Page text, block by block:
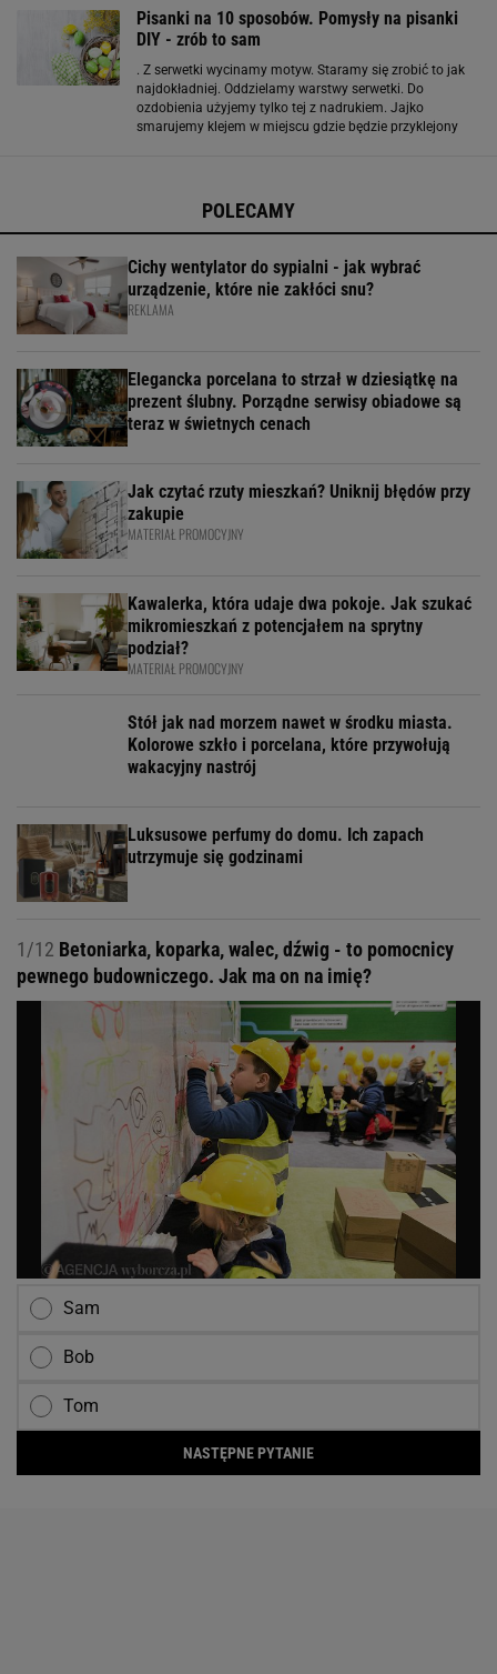
Pisanki na 10 sposobów. Pomysły na pisanki
DIY - zrób to sam
. Z serwetki wycinamy motyw. Staramy się zrobić to jak
najdokładniej. Oddzielamy warstwy serwetki. Do
ozdobienia użyjemy tylko tej z nadrukiem. Jajko
smarujemy klejem w miejscu gdzie będzie przyklejony
POLECAMY
Cichy wentylator do sypialni - jak wybrać
urządzenie, które nie zakłóci snu?
REKLAMA
Elegancka porcelana to strzał w dziesiątkę na
prezent ślubny. Porządne serwisy obiadowe są
teraz w świetnych cenach
Jak czytać rzuty mieszkań? Uniknij błędów przy
zakupie
MATERIAŁ PROMOCYJNY
Kawalerka, która udaje dwa pokoje. Jak szukać
mikromieszkań z potencjałem na sprytny
podział?
MATERIAŁ PROMOCYJNY
Stół jak nad morzem nawet w środku miasta.
Kolorowe szkło i porcelana, które przywołują
wakacyjny nastrój
Luksusowe perfumy do domu. Ich zapach
utrzymuje się godzinami
1/12 Betoniarka, koparka, walec, dźwig - to pomocnicy
pewnego budowniczego. Jak ma on na imię?
Sam
Bob
Tom
NASTĘPNE PYTANIE